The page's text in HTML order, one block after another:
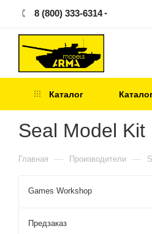
8 (800) 333-6314
Каталог
Seal Model Kit
Главная — Производители —
Games Workshop
Предзаказ